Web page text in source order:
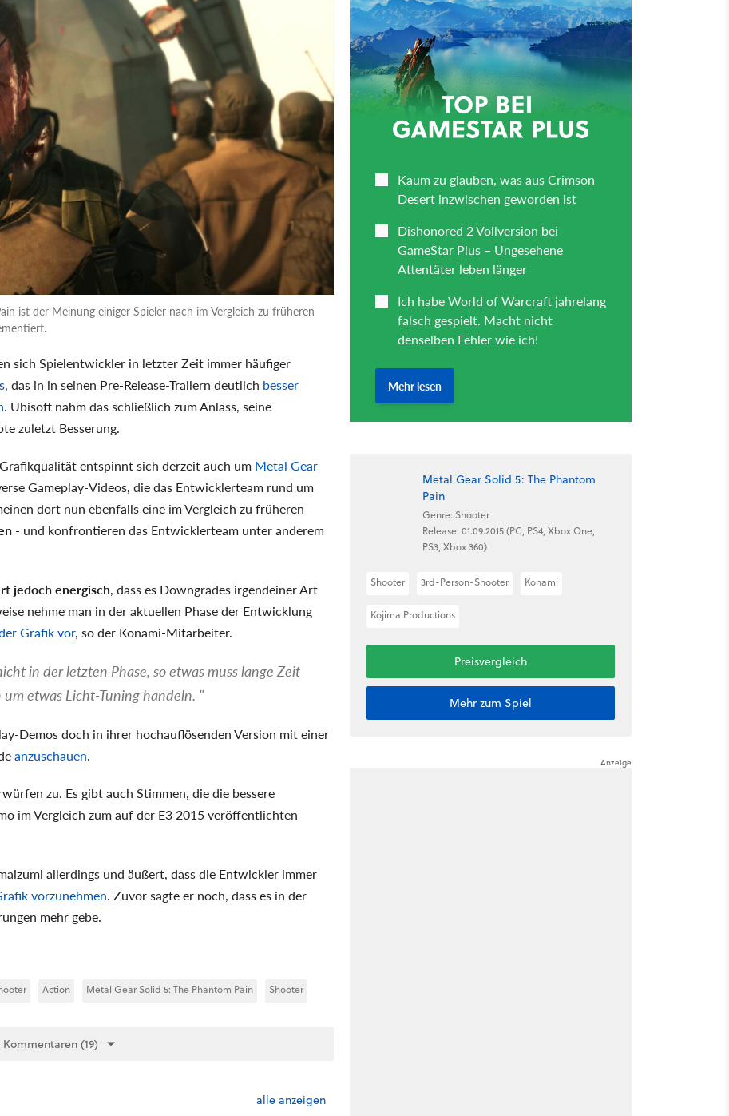
ist der Meinung einiger Spieler nach im Vergleich zu früheren
sich Spielentwickler in letzter Zeit immer häufiger
, das in in seinen Pre-Release-Trailern deutlich besser
. Ubisoft nahm das schließlich zum Anlass, seine
zuletzt Besserung.
entspinnt sich derzeit auch um Metal Gear
Gameplay-Videos, die das Entwicklerteam rund um
dort nun ebenfalls eine im Vergleich zu früheren
- und konfrontieren das Entwicklerteam unter anderem
jedoch energisch, dass es Downgrades irgendeiner Art
nehme man in der aktuellen Phase der Entwicklung
Grafik vor, so der Konami-Mitarbeiter.
in der letzten Phase, so etwas muss lange Zeit
etwas Licht-Tuning handeln. "
Demos doch in ihrer hochauflösenden Version mit einer
anzuschauen.
zu. Es gibt auch Stimmen, die die bessere
im Vergleich zum auf der E3 2015 veröffentlichten
allerdings und äußert, dass die Entwickler immer
vorzunehmen. Zuvor sagte er noch, dass es in der
mehr gebe.
Action Metal Gear Solid 5: The Phantom Pain Shooter
(19)
alle anzeigen
Metal Gear Solid 5: The Phantom
Pain
Genre: Shooter
Release: 01.09.2015 (PC, PS4, Xbox One,
PS3, Xbox 360)
Shooter 3rd-Person-Shooter Konami
Kojima Productions
Preisvergleich
Mehr zum Spiel